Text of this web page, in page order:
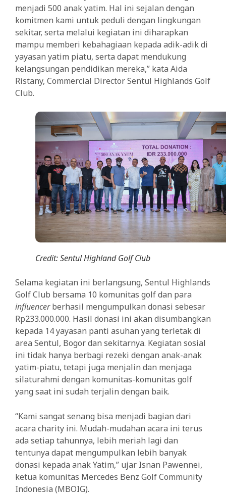
menjadi 500 anak yatim. Hal ini sejalan dengan
komitmen kami untuk peduli dengan lingkungan
sekitar, serta melalui kegiatan ini diharapkan
mampu memberi kebahagiaan kepada adik-adik di
yayasan yatim piatu, serta dapat mendukung
kelangsungan pendidikan mereka,” kata Aida
Ristany, Commercial Director Sentul Highlands Golf
Club.
Credit: Sentul Highland Golf Club
Selama kegiatan ini berlangsung, Sentul Highlands
Golf Club bersama 10 komunitas golf dan para
influencerberhasil mengumpulkan donasi sebesar
Rp233.000.000. Hasil donasi ini akan disumbangkan
kepada 14 yayasan panti asuhan yang terletak di
area Sentul, Bogor dan sekitarnya. Kegiatan sosial
ini tidak hanya berbagi rezeki dengan anak-anak
yatim-piatu, tetapi juga menjalin dan menjaga
silaturahmi dengan komunitas-komunitas golf
yang saat ini sudah terjalin dengan baik.
“Kami sangat senang bisa menjadi bagian dari
acara charity ini. Mudah-mudahan acara ini terus
ada setiap tahunnya, lebih meriah lagi dan
tentunya dapat mengumpulkan lebih banyak
donasi kepada anak Yatim,” ujar Isnan Pawennei,
ketua komunitas Mercedes Benz Golf Community
Indonesia (MBOIG).